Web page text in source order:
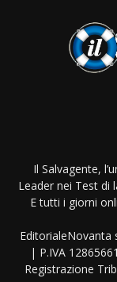
Il Salvagente,
Leader nei Test
E tutti i giorni
EditorialeNovanta
| P.IVA
Registrazione